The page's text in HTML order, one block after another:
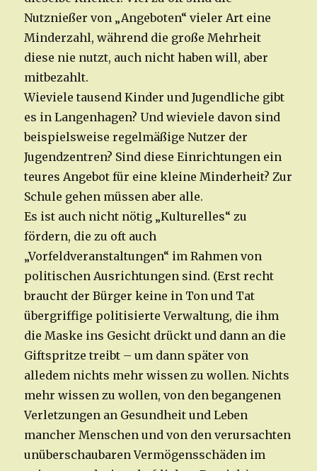
Nutznießer von „Angeboten“ vieler Art eine
Minderzahl, während die große Mehrheit
diese nie nutzt, auch nicht haben will, aber
mitbezahlt.
Wieviele tausend Kinder und Jugendliche gibt
es in Langenhagen? Und wieviele davon sind
beispielsweise regelmäßige Nutzer der
Jugendzentren? Sind diese Einrichtungen ein
teures Angebot für eine kleine Minderheit? Zur
Schule gehen müssen aber alle.
Es ist auch nicht nötig „Kulturelles“ zu
fördern, die zu oft auch
„Vorfeldveranstaltungen“ im Rahmen von
politischen Ausrichtungen sind. (Erst recht
braucht der Bürger keine in Ton und Tat
übergriffige politisierte Verwaltung, die ihm
die Maske ins Gesicht drückt und dann an die
Giftspritze treibt – um dann später von
alledem nichts mehr wissen zu wollen. Nichts
mehr wissen zu wollen, von den begangenen
Verletzungen an Gesundheit und Leben
mancher Menschen und von den verursachten
unüberschaubaren Vermögensschäden im